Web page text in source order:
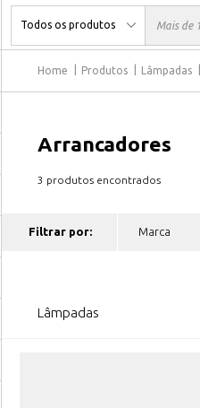
Home Produtos Lâmpadas
Arrancadores
Filtrar por:
3 produtos encontrados
Lâmpadas